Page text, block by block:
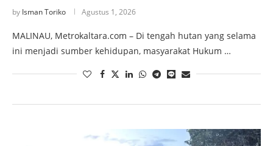
by Isman Toriko Agustus 1, 2026
MALINAU, Metrokaltara.com – Di tengah hutan yang selama
ini menjadi sumber kehidupan, masyarakat Hukum …